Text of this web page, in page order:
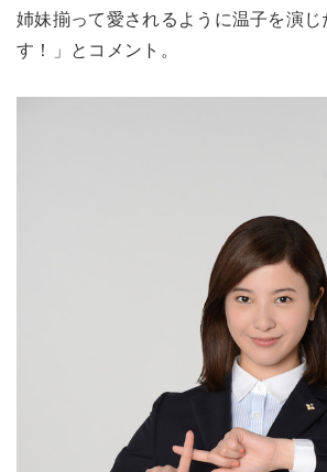
姉妹揃って愛されるように温子を演じ
す！」とコメント。